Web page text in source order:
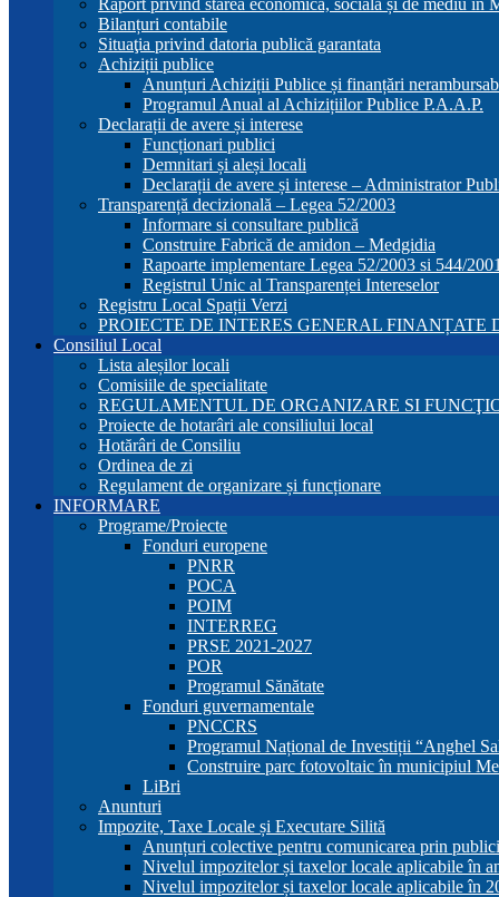
Raport privind starea economică, socială și de mediu în
Bilanțuri contabile
Situaţia privind datoria publică garantata
Achiziții publice
Anunțuri Achiziții Publice și finanțări
Programul Anual al Achizițiilor Publice P.A.A.P.
Declarații de avere și interese
Funcționari publici
Demnitari și aleși locali
Declarații de avere și interese – Administrator
Transparență decizională – Legea 52/2003
Informare si consultare publică
Construire Fabrică de amidon – Medgidia
Rapoarte implementare Legea 52/2003 si 544/2001
Registrul Unic al Transparenței Intereselor
Registru Local Spații Verzi
PROIECTE DE INTERES GENERAL
Consiliul Local
Lista aleșilor locali
Comisiile de specialitate
REGULAMENTUL DE ORGANIZARE SI
Proiecte de hotarâri ale consiliului local
Hotărâri de Consiliu
Ordinea de zi
Regulament de organizare și funcționare
INFORMARE
Programe/Proiecte
Fonduri europene
PNRR
POCA
POIM
INTERREG
PRSE 2021-2027
POR
Programul Sănătate
Fonduri guvernamentale
PNCCRS
Programul Național de Investiții “Anghel
Construire parc fotovoltaic în municipiul
LiBri
Anunturi
Impozite, Taxe Locale și Executare Silită
Anunțuri colective pentru comunicarea prin
Nivelul impozitelor și taxelor locale aplicabile în
Nivelul impozitelor și taxelor locale aplicabile în